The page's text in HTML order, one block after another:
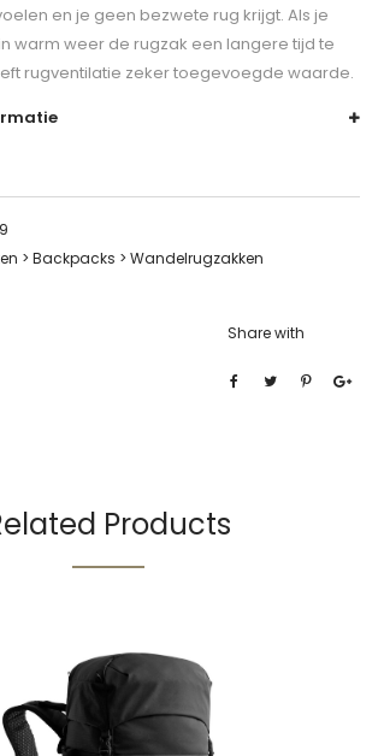
en je geen bezwete rug krijgt. Als je
warm weer de rugzak een langere tijd te
rugventilatie zeker toegevoegde waarde.
> Backpacks > Wandelrugzakken
Share with
Products